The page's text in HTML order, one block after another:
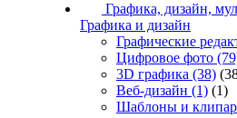
Графика, дизайн,
Графика и дизайн
Графические
Цифровое фото
3D графика (38)
Веб-дизайн (1) (1)
Шаблоны и